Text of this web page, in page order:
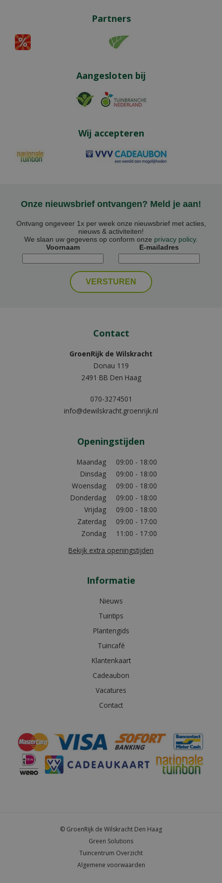
Partners
Aangesloten bij
Wij accepteren
Onze nieuwsbrief ontvangen? Meld je aan!
Ontvang ongeveer 1x per week onze nieuwsbrief met acties,
nieuws & activiteiten!
We slaan uw gegevens op conform onze privacy policy.
Voornaam
E-mailadres
Contact
GroenRijk de Wilskracht
Donau 119
2491 BB Den Haag
070-3274501
info@dewilskracht.groenrijk.nl
Openingstijden
Maandag
09:00 - 18:00
Dinsdag
09:00 - 18:00
Woensdag
09:00 - 18:00
Donderdag
09:00 - 18:00
Vrijdag
09:00 - 18:00
Zaterdag
09:00 - 17:00
Zondag
11:00 - 17:00
Bekijk extra openingstijden
Informatie
Nieuws
Tuintips
Plantengids
Tuincafé
Klantenkaart
Cadeaubon
Vacatures
Contact
© GroenRijk de Wilskracht Den Haag
Green Solutions
Tuincentrum Overzicht
Algemene voorwaarden